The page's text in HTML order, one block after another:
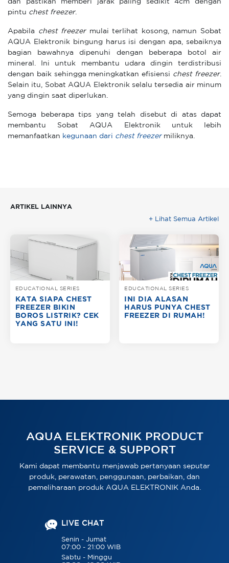
dan pastikan memberi jarak paling sedikit 4cm dengan
pintu chest freezer.
Apabila chest freezer mulai terlihat kosong, namun Sobat
AQUA Elektronik bingung harus isi dengan apa, sebaiknya
bagian bawahnya dipenuhi dengan beberapa botol air
mineral. Ini untuk membantu udara dingin terdistribusi
dengan baik sehingga meningkatkan efisiensi chest freezer.
Selain itu, Sobat AQUA Elektronik selalu tersedia air minum
yang dingin saat diperlukan.
Semoga beberapa tips yang telah disebut di atas dapat
membantu Sobat AQUA Elektronik untuk lebih
memanfaatkan kegunaan dari chest freezer miliknya.
ARTIKEL LAINNYA
+ Lihat Semua Artikel
EDUCATIONAL SERIES
KATA SIAPA CHEST
FREEZER BIKIN
BOROS LISTRIK? CEK
YANG SATU INI!
EDUCATIONAL SERIES
INI DIA ALASAN
HARUS PUNYA CHEST
FREEZER DI RUMAH!
AQUA ELEKTRONIK PRODUCT
SERVICE & SUPPORT
Kami dapat membantu menjawab pertanyaan seputar
produk, perawatan, penggunaan, perbaikan, dan
pemeliharaan produk AQUA ELEKTRONIK Anda.
LIVE CHAT
Senin - Jumat
07:00 - 21:00 WIB
Sabtu - Minggu